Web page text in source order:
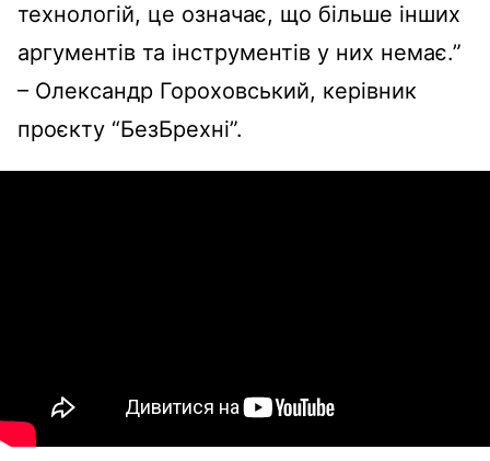
технологій, це означає, що більше інших
аргументів та інструментів у них немає.”
– Олександр Гороховський, керівник
проєкту “БезБрехні”.